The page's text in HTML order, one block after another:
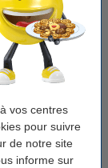
vos centres
pour suivre
de notre site
informe sur
pièces) -
larges